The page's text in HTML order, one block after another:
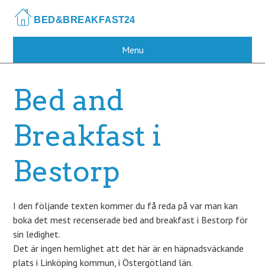
main
Menu
Bed and
Breakfast i
Bestorp
I den följande texten kommer du få reda på var man kan
boka det mest recenserade bed and breakfast i Bestorp för
sin ledighet.
Det är ingen hemlighet att det här är en häpnadsväckande
plats i Linköping kommun, i Östergötland län.